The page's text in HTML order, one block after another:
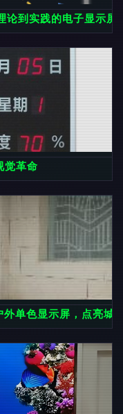
论到实践的电子显示屏
觉革命
单色显示屏，点亮城